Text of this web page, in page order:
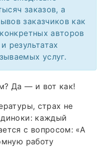
заказов, а
заказчиков как
авторов
результатах
услуг.
Да — и вот как!
страх не
каждый
с вопросом: «А
работу